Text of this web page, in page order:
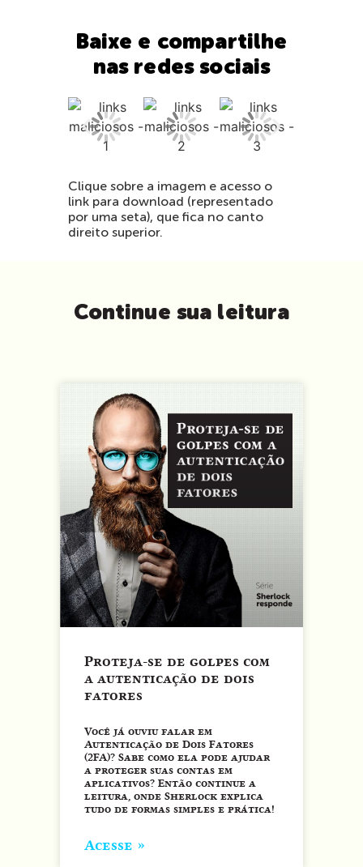
Baixe e compartilhe
nas redes sociais
Clique sobre a imagem e acesso o
link para download (representado
por uma seta), que fica no canto
direito superior.
Continue sua leitura
Proteja-se de golpes com
a autenticação de dois
fatores
Você já ouviu falar em
Autenticação de Dois Fatores
(2FA)? Sabe como ela pode ajudar
a proteger suas contas em
aplicativos? Então continue a
leitura, onde Sherlock explica
tudo de formas simples e prática!
Acesse »